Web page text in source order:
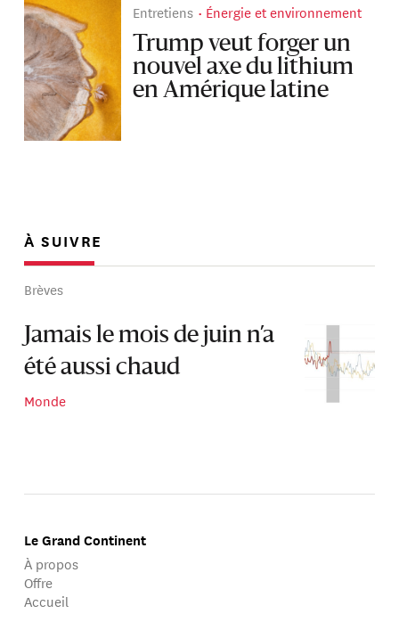
Entretiens Énergie et environnement
Trump veut forger un
nouvel axe du lithium
en Amérique latine
À SUIVRE
Brèves
Jamais le mois de juin n’a
été aussi chaud
Monde
Le Grand Continent
À propos
Offre
Accueil